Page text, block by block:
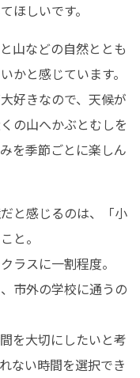
ほしいです。
山などの自然ととも
かと感じています。
好きなので、天候が
の山へかぶとむしを
を季節ごとに楽しん
と感じるのは、「小
と。
ラスに一割程度。
市外の学校に通うの
を大切にしたいと考
ない時間を選択でき